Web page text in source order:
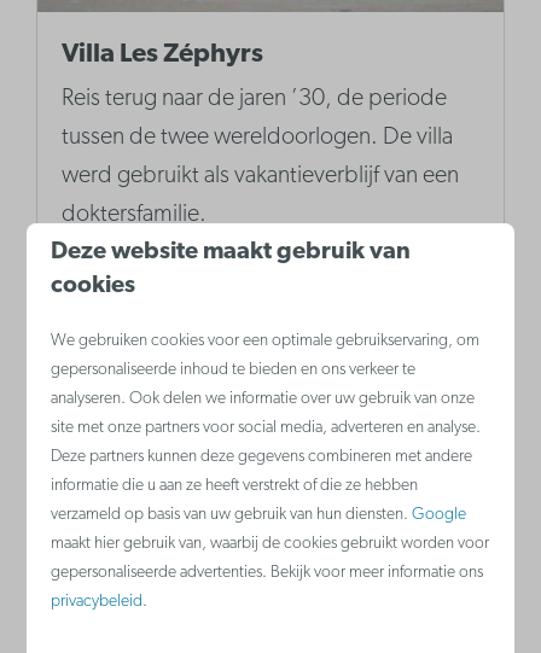
Villa Les Zéphyrs
Reis terug naar de jaren ’30, de periode
tussen de twee wereldoorlogen. De villa
werd gebruikt als vakantieverblijf van een
doktersfamilie.
Deze website maakt gebruik van
cookies
We gebruiken cookies voor een optimale gebruikservaring, om
gepersonaliseerde inhoud te bieden en ons verkeer te
analyseren. Ook delen we informatie over uw gebruik van onze
site met onze partners voor social media, adverteren en analyse.
Deze partners kunnen deze gegevens combineren met andere
informatie die u aan ze heeft verstrekt of die ze hebben
verzameld op basis van uw gebruik van hun diensten.Google
maakt hier gebruik van, waarbij de cookies gebruikt worden voor
gepersonaliseerde advertenties. Bekijk voor meer informatie ons
privacybeleid.